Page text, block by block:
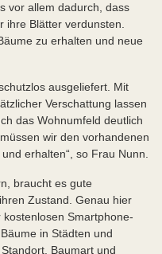
vor allem dadurch, dass
ihre Blätter verdunsten.
zu erhalten und neue
ausgeliefert. Mit
Verschattung lassen
das Wohnumfeld deutlich
wir den vorhandenen
erhalten“, so Frau Nunn.
braucht es gute
Zustand. Genau hier
Smartphone-
in Städten und
Baumart und